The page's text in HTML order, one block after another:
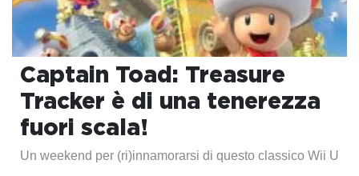
Captain Toad: Treasure
Tracker è di una tenerezza
fuori scala!
Un weekend per (ri)innamorarsi di questo classico Wii U